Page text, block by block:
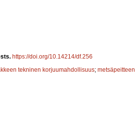
https://doi.org/10.14214/df.256
tekninen korjuumahdollisuus; metsäpeitteen